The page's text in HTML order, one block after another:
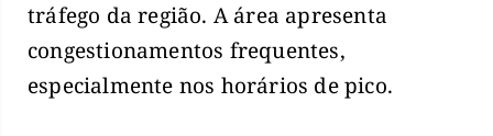
tráfego da região. A área apresenta
congestionamentos frequentes,
especialmente nos horários de pico.